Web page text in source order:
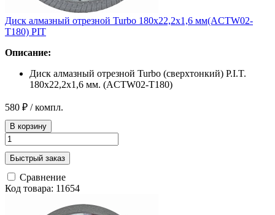
Диск алмазный отрезной Turbo 180x22,2x1,6 мм(ACTW02-
T180) PIT
Описание:
Диск алмазный отрезной Turbo (сверхтонкий) P.I.T.
180x22,2x1,6 мм. (ACTW02-T180)
580 ₽ / компл.
В корзину
Быстрый заказ
Сравнение
Код товара: 11654